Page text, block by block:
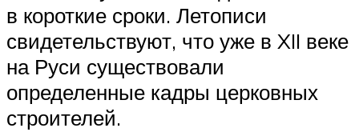
в короткие сроки. Летописи
свидетельствуют, что уже в XII веке
на Руси существовали
определенные кадры церковных
строителей.